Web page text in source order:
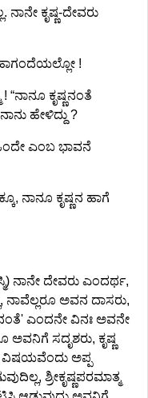
ಕೃಷ್ಣ-ದೇವರು
!
“ನಾನೂ ಕೃಷ್ಣನಂತೆ
ಹೇಳಿದ್ದು ?
ಎಂಬ ಭಾವನೆ
ನಾನೂ ಕೃಷ್ಣನ ಹಾಗೆ
ನಾನೇ ದೇವರು ಎಂದರ್ಥ,
ನಾವೆಲ್ಲರೂ ಅವನ ದಾಸರು,
ಎಂದನೇ ವಿನಃ ಅವನೇ
ಸದೃಶರು, ಕೃಷ್ಣ
ವಿಷಯವೆಂದು ಅಪ್ಪ
ಶ್ರೀಕೃಷ್ಣಪರಮಾತ್ಮ